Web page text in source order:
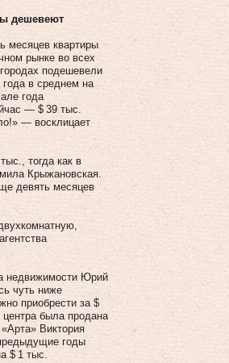
дешевеют
месяцев квартиры
рынке во всех
подешевели
года в среднем на
года
— $ 39 тыс.
— восклицает
тогда как в
Крыжановская.
девять месяцев
недвижимости Юрий
чуть ниже
приобрести за $
была продана
Виктория
годы
$ 1 тыс.